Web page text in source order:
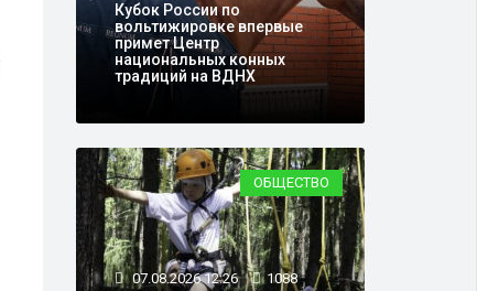
Кубок России по
вольтижировке впервые
примет Центр
национальных конных
традиций на ВДНХ
ОБЩЕСТВО
07.08.2026 12:26 1088